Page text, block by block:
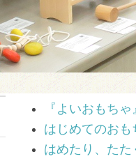
『よいおもち
はじめてのおも
はめたり、たた